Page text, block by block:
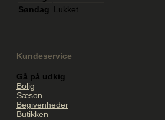
Søndag
Lukket
Kundeservice
Gå på udkig
Bolig
Sæson
Begivenheder
Butikken